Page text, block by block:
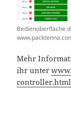
Bedienoberfläche
Mehr
ihr unter
controller.html